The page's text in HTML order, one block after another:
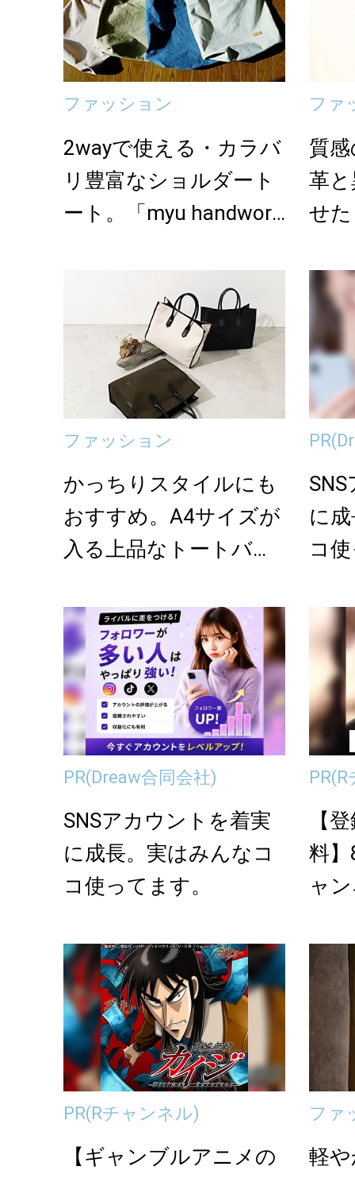
ファッション
2wayで使える・カラバ
リ豊富なショルダート
ート。「myu handwor
ファ
質
革
せた
ファッション
かっちりスタイルにも
おすすめ。A4サイズが
入る上品なトートバッ
PR
に
コ
PR(Dreaw合同会社)
SNSアカウントを着実
に成長。実はみんなコ
コ使ってます。
PR(R
【
料
ャ
PR(Rチャンネル)
【ギャンブルアニメの
ファ
軽